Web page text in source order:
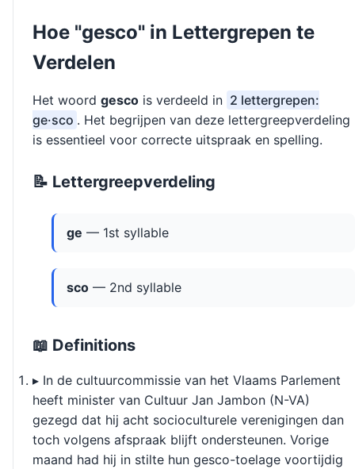
Hoe "gesco" in Lettergrepen te
Verdelen
Het woord gesco is verdeeld in 2 lettergrepen:
ge·sco . Het begrijpen van deze lettergreepverdeling
is essentieel voor correcte uitspraak en spelling.
📝 Lettergreepverdeling
ge — 1st syllable
sco — 2nd syllable
📖 Definitions
▸ In de cultuurcommissie van het Vlaams Parlement
heeft minister van Cultuur Jan Jambon (N-VA)
gezegd dat hij acht socioculturele verenigingen dan
toch volgens afspraak blijft ondersteunen. Vorige
maand had hij in stilte hun gesco-toelage voortijdig